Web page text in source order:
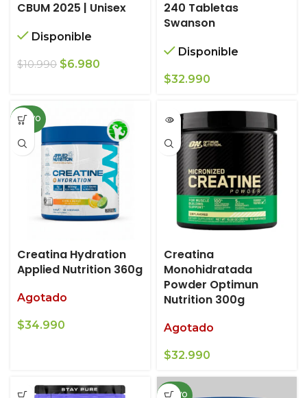
CBUM 2025 | Unisex
Disponible
$10.990 El
$10.990.
$6.980
$6.980.
240 Tabletas
Swanson
Disponible
$32.990
NUEVO
Creatina Hydration
Applied Nutrition 360g
Agotado
$34.990
Creatina
Monohidratada
Powder Optimun
Nutrition 300g
Agotado
$32.990
NUEVO